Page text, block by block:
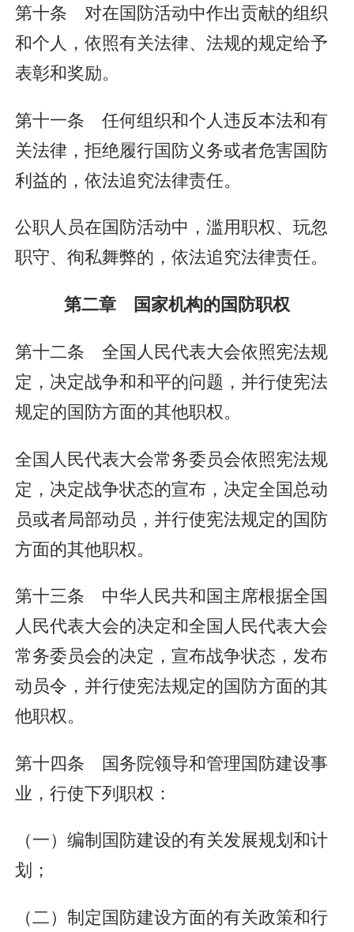
第十条 对在国防活动中作出贡献的组织
和个人，依照有关法律、法规的规定给予
表彰和奖励。
第十一条 任何组织和个人违反本法和有
关法律，拒绝履行国防义务或者危害国防
利益的，依法追究法律责任。
公职人员在国防活动中，滥用职权、玩忽
职守、徇私舞弊的，依法追究法律责任。
第二章 国家机构的国防职权
第十二条 全国人民代表大会依照宪法规
定，决定战争和和平的问题，并行使宪法
规定的国防方面的其他职权。
全国人民代表大会常务委员会依照宪法规
定，决定战争状态的宣布，决定全国总动
员或者局部动员，并行使宪法规定的国防
方面的其他职权。
第十三条 中华人民共和国主席根据全国
人民代表大会的决定和全国人民代表大会
常务委员会的决定，宣布战争状态，发布
动员令，并行使宪法规定的国防方面的其
他职权。
第十四条 国务院领导和管理国防建设事
业，行使下列职权：
（一）编制国防建设的有关发展规划和计
划；
（二）制定国防建设方面的有关政策和行